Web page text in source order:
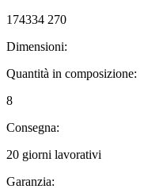
174334 270
Dimensioni:
Quantità in composizione:
8
Consegna:
20 giorni lavorativi
Garanzia: